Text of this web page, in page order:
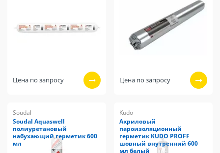
Цена по запросу Цена по запросу
Soudal
Soudal Aquaswell
полиуретановый
набухающий герметик 600
мл
Kudo
Акриловый
пароизоляционный
герметик KUDO PROFF
шовный внутренний 600
мл белый